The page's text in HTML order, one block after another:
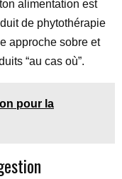
alimentation est
de phytothérapie
approche sobre et
“au cas où”.
pour la